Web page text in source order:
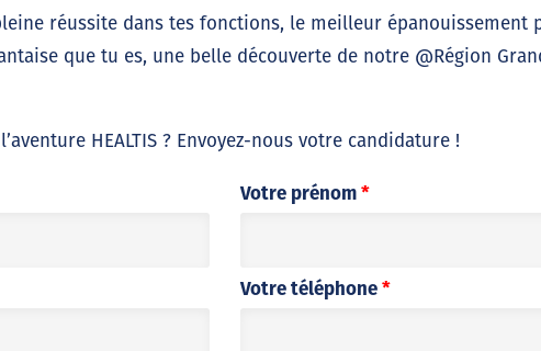
réussite dans tes fonctions, le meilleur épanouissement
que tu es, une belle découverte de notre @Région
HEALTIS ? Envoyez-nous votre candidature !
Votre prénom*
Votre téléphone*